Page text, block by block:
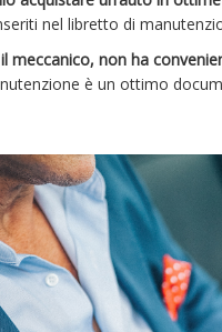
nel libretto di
meccanico, non ha
è un ottimo